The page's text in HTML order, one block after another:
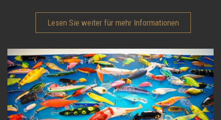
Lesen Sie weiter für mehr Informationen